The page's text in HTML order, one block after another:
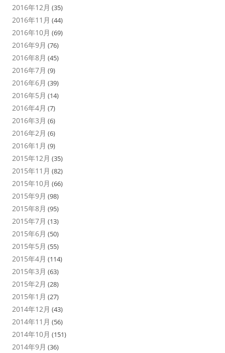
2016年12月 (35)
2016年11月 (44)
2016年10月 (69)
2016年9月 (76)
2016年8月 (45)
2016年7月 (9)
2016年6月 (39)
2016年5月 (14)
2016年4月 (7)
2016年3月 (6)
2016年2月 (6)
2016年1月 (9)
2015年12月 (35)
2015年11月 (82)
2015年10月 (66)
2015年9月 (98)
2015年8月 (95)
2015年7月 (13)
2015年6月 (50)
2015年5月 (55)
2015年4月 (114)
2015年3月 (63)
2015年2月 (28)
2015年1月 (27)
2014年12月 (43)
2014年11月 (56)
2014年10月 (151)
2014年9月 (36)